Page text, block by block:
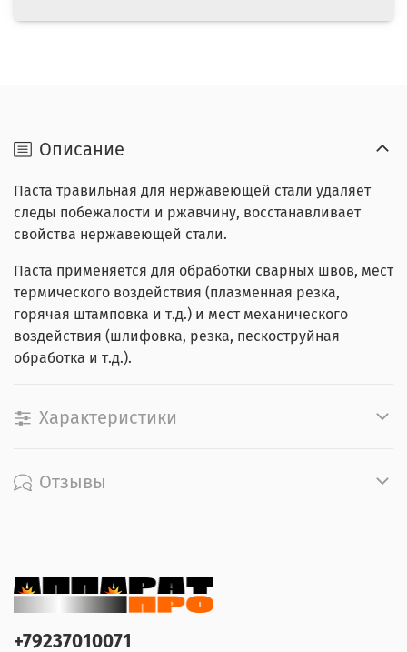
Описание
Паста травильная для нержавеющей стали удаляет
следы побежалости и ржавчину, восстанавливает
свойства нержавеющей стали.
Паста применяется для обработки сварных швов, мест
термического воздействия (плазменная резка,
горячая штамповка и т.д.) и мест механического
воздействия (шлифовка, резка, пескоструйная
обработка и т.д.).
Характеристики
Отзывы
+79237010071